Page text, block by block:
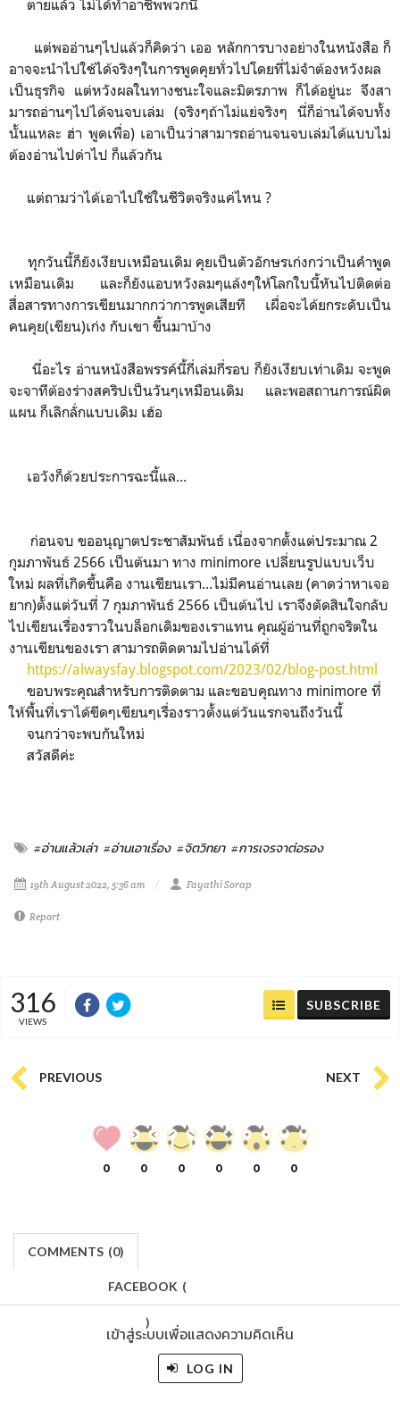
ตายแล้ว ไม่ได้ทำอาชีพพวกนี้
แต่พออ่านๆไปแล้วก็คิดว่า เออ หลักการบางอย่างในหนังสือ ก็
อาจจะนำไปใช้ได้จริงๆในการพูดคุยทั่วไปโดยที่ไม่จำต้องหวังผล
เป็นธุรกิจ แต่หวังผลในทางชนะใจและมิตรภาพ ก็ได้อยู่นะ จึงสา
มารถอ่านๆไปได้จนจบเล่ม (จริงๆถ้าไม่แย่จริงๆ นี่ก็อ่านได้จบทั้ง
นั้นแหละ ฮ่า พูดเพื่อ) เอาเป็นว่าสามารถอ่านจนจบเล่มได้แบบไม่
ต้องอ่านไปด่าไป ก็แล้วกัน
แต่ถามว่าได้เอาไปใช้ในชีวิตจริงแค่ไหน ?
ทุกวันนี้ก็ยังเงียบเหมือนเดิม คุยเป็นตัวอักษรเก่งกว่าเป็นคำพูด
เหมือนเดิม และก็ยังแอบหวังลมๆแล้งๆให้โลกใบนี้หันไปติดต่อ
สื่อสารทางการเขียนมากกว่าการพูดเสียที เผื่อจะได้ยกระดับเป็น
คนคุย(เขียน)เก่ง กับเขา ขึ้นมาบ้าง
นี่อะไร อ่านหนังสือพรรค์นี้กี่เล่มกี่รอบ ก็ยังเงียบเท่าเดิม จะพูด
จะจาทีต้องร่างสคริปเป็นวันๆเหมือนเดิม และพอสถานการณ์ผิด
แผน ก็เลิกลั่กแบบเดิม เฮ้อ
เอวังก็ด้วยประการฉะนี้แล...
ก่อนจบ ขออนุญาตประชาสัมพันธ์ เนื่องจากตั้งแต่ประมาณ 2
กุมภาพันธ์ 2566 เป็นต้นมา ทาง minimore เปลี่ยนรูปแบบเว็บ
ใหม่ ผลที่เกิดขึ้นคือ งานเขียนเรา...ไม่มีคนอ่านเลย (คาดว่าหาเจอ
ยาก)ตั้งแต่วันที่ 7 กุมภาพันธ์ 2566 เป็นต้นไป เราจึงตัดสินใจกลับ
ไปเขียนเรื่องราวในบล็อกเดิมของเราแทน คุณผู้อ่านที่ถูกจริตใน
งานเขียนของเรา สามารถติดตามไปอ่านได้ที่
https://alwaysfay.blogspot.com/2023/02/blog-post.html
ขอบพระคุณสำหรับการติดตาม และขอบคุณทาง minimore ที่
ให้พื้นที่เราได้ขีดๆเขียนๆเรื่องราวตั้งแต่วันแรกจนถึงวันนี้
จนกว่าจะพบกันใหม่
สวัสดีค่ะ
#อ่านแล้วเล่า #อ่านเอาเรื่อง #จิตวิทยา #การเจรจาต่อรอง
19th August 2022, 5:36 am Fayathi Sorap
Report
316
VIEWS
SUBSCRIBE
PREVIOUS NEXT
0 0 0 0 0 0
COMMENTS (0)
FACEBOOK (
)
เข้าสู่ระบบเพื่อแสดงความคิดเห็น
LOG IN